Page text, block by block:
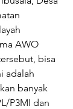
AWO
bisa
adalah
banyak
P3MI dan